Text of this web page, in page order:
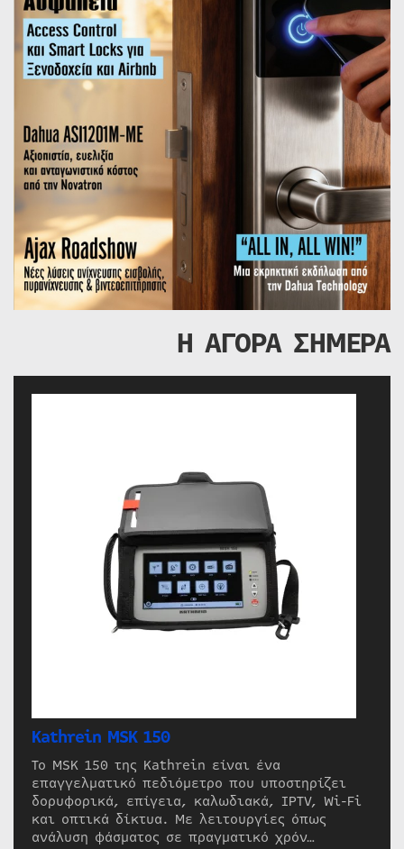
Η ΑΓΟΡΑ ΣΗΜΕΡΑ
Kathrein MSK 150
Το MSK 150 της Kathrein είναι ένα
επαγγελματικό πεδιόμετρο που υποστηρίζει
δορυφορικά, επίγεια, καλωδιακά, IPTV, Wi-Fi
και οπτικά δίκτυα. Με λειτουργίες όπως
ανάλυση φάσματος σε πραγματικό χρόν…